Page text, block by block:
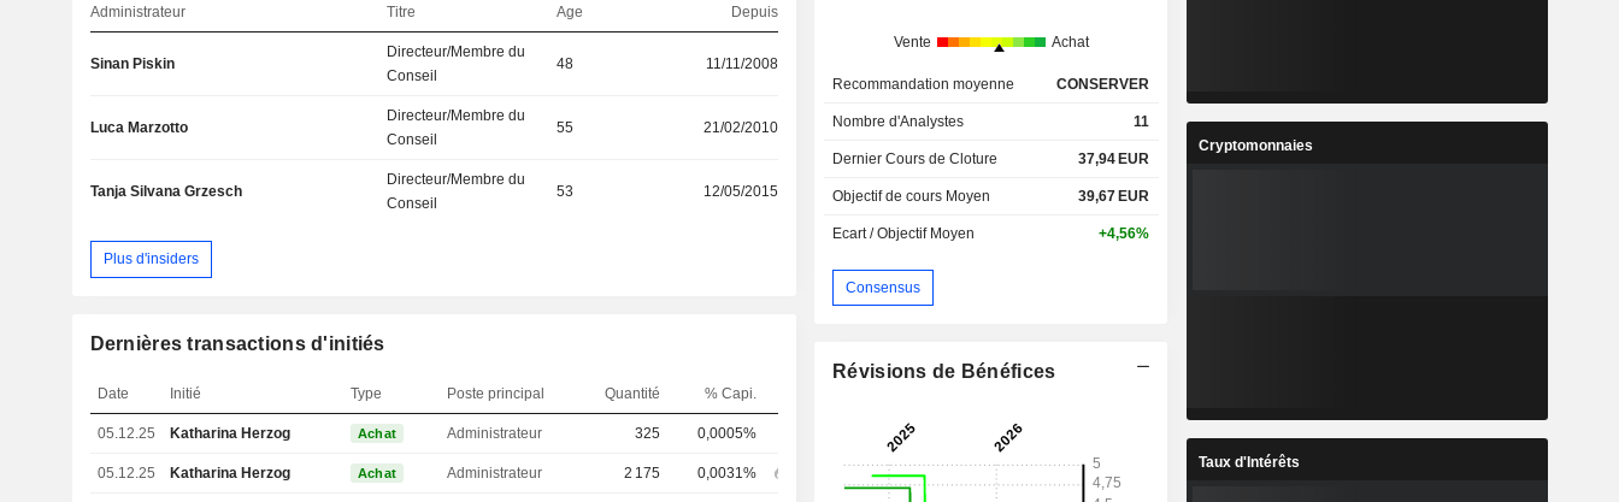
Administrateur Titre Age Depuis
Sinan Piskin
Directeur/Membre du
Conseil
48 11/11/2008
Luca Marzotto
Directeur/Membre du
Conseil
55 21/02/2010
Tanja Silvana Grzesch
Directeur/Membre du
Conseil
53 12/05/2015
Plus d'insiders
Dernières transactions d'initiés
Date Initié Type Poste principal Quantité % Capi.
05.12.25 Katharina Herzog Achat Administrateur 325 0,0005%
05.12.25 Katharina Herzog Achat Administrateur 2 175 0,0031%
Vente Achat
Recommandation moyenne CONSERVER
Nombre d'Analystes 11
Dernier Cours de Cloture 37,94 EUR
Objectif de cours Moyen 39,67 EUR
Ecart / Objectif Moyen +4,56%
Consensus
Révisions de Bénéfices
Cryptomonnaies
Taux d'Intérêts